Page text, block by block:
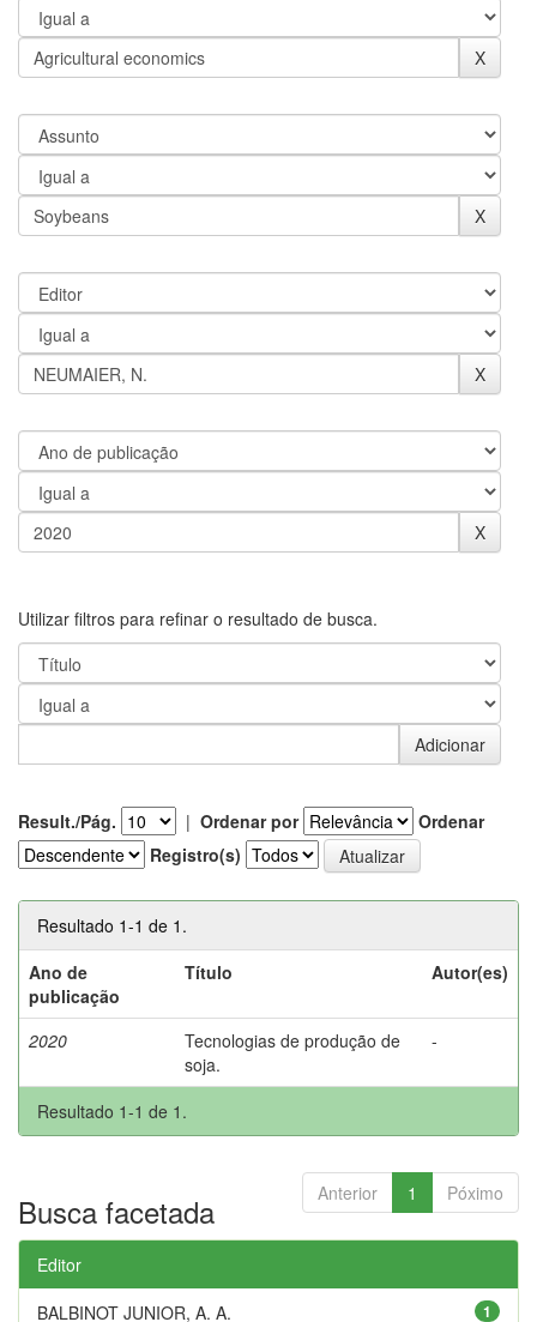
Utilizar filtros para refinar o resultado de busca.
Result./Pág. | Ordenar por
Ordenar
Registro(s)
Resultado 1-1 de 1.
Ano de
publicação
Título Autor(es)
2020
Tecnologias de produção de
soja.
-
Resultado 1-1 de 1.
Anterior 1 Póximo
Busca facetada
Editor
1
BALBINOT JUNIOR, A. A.